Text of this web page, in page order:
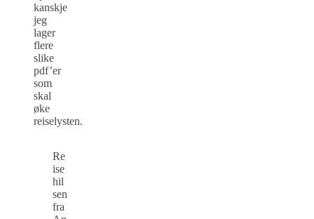
kanskje
jeg
lager
flere
slike
pdf’er
som
skal
øke
reiselysten.
Re
ise
hil
sen
fra